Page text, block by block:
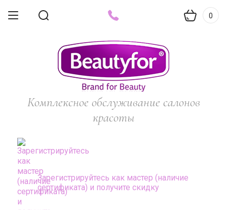
0
Комплексное обслуживание салонов
красоты
Зарегистрируйтесь как мастер (наличие
сертификата) и получите скидку